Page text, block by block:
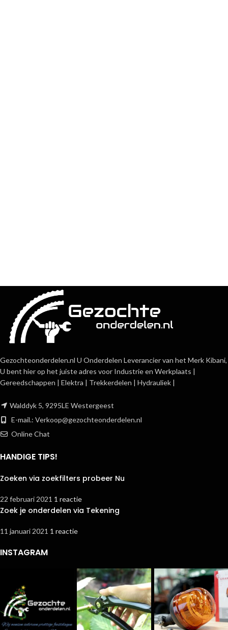
Gezochteonderdelen.nl U Onderdelen Leverancier van het Merk Kibani,
U bent hier op het juiste adres voor Industrie en Werkplaats |
Gereedschappen | Elektra | Trekkerdelen | Hydrauliek |
Walddyk 5, 9295LE Westergeest
E-mail.: Verkoop@gezochteonderdelen.nl
Online Chat
HANDIGE TIPS!
Zoeken via zoekfilters probeer Nu
22 februari 2021 1 reactie
Zoek je onderdelen via Tekening
11 januari 2021 1 reactie
INSTAGRAM